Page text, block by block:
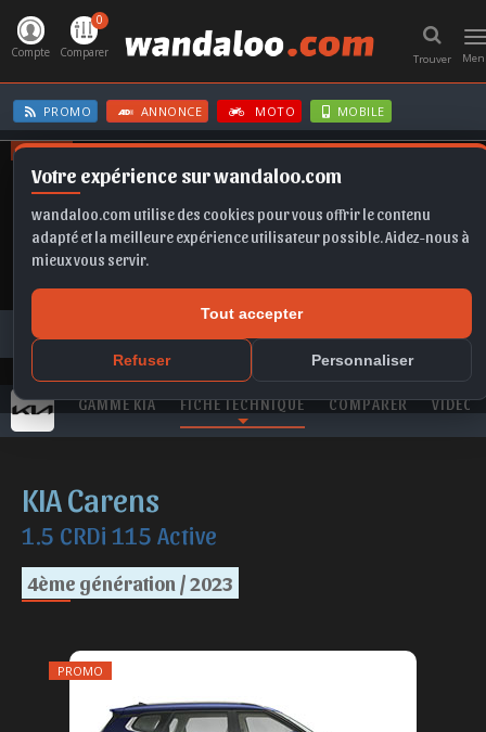
Votre expérience sur wandaloo.com
wandaloo.com utilise des cookies pour vous offrir le contenu
adapté et la meilleure expérience utilisateur possible. Aidez-nous à
mieux vous servir.
Tout accepter
Refuser Personnaliser
Trouver
Compte
0
Comparer
PROMO ANNONCE MOTO MOBILE
OFFRES
MOKKA KAMIQ
KIA
Carens
KIA Carens 1.5 CRDi 115 Active neuve au Maroc
GAMME KIA FICHE TECHNIQUE COMPARER VIDEO
KIA Carens
1.5 CRDi 115 Active
4ème génération / 2023
PROMO